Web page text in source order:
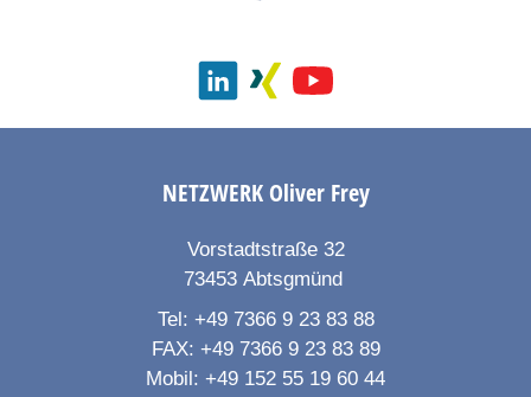
NETZWERKOliver Frey
Vorstadtstraße 32
73453 Abtsgmünd
Tel: +49 7366 9 23 83 88
FAX: +49 7366 9 23 83 89
Mobil: +49 152 55 19 60 44